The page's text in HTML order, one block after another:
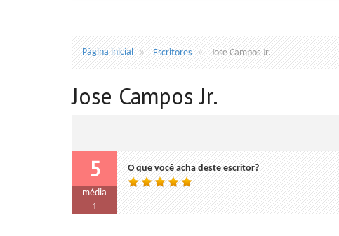
Página inicial Escritores Jose Campos Jr.
Jose Campos Jr.
5
média
1
O que você acha deste escritor?